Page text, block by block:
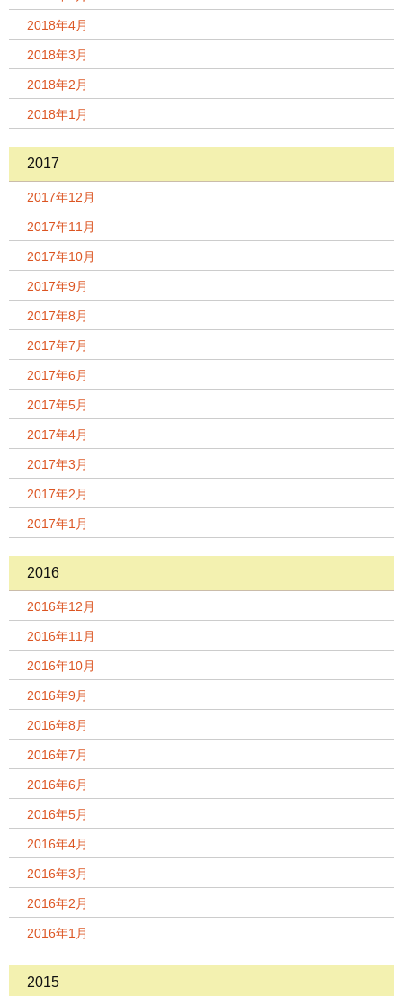
2018年4月
2018年3月
2018年2月
2018年1月
2017
2017年12月
2017年11月
2017年10月
2017年9月
2017年8月
2017年7月
2017年6月
2017年5月
2017年4月
2017年3月
2017年2月
2017年1月
2016
2016年12月
2016年11月
2016年10月
2016年9月
2016年8月
2016年7月
2016年6月
2016年5月
2016年4月
2016年3月
2016年2月
2016年1月
2015